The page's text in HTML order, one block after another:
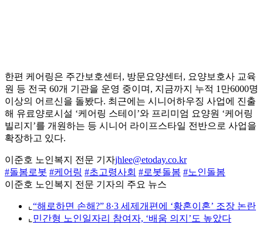
한편 케어링은 주간보호센터, 방문요양센터, 요양보호사 교육
원 등 전국 60개 기관을 운영 중이며, 지금까지 누적 1만6000명
이상의 어르신을 돌봤다. 최근에는 시니어하우징 사업에 진출
해 유료양로시설 ‘케어링 스테이’와 프리미엄 요양원 ‘케어링
빌리지’를 개원하는 등 시니어 라이프스타일 전반으로 사업을
확장하고 있다.
이준호 노인복지 전문 기자jhlee@etoday.co.kr
#돌봄로봇 #케어링 #초고령사회 #로봇돌봄 #노인돌봄
이준호 노인복지 전문 기자의 주요 뉴스
⌞ “해로하면 손해?” 8·3 세제개편에 ‘황혼이혼’ 조장 논란
⌞ 민간형 노인일자리 참여자, ‘배움 의지’도 높았다